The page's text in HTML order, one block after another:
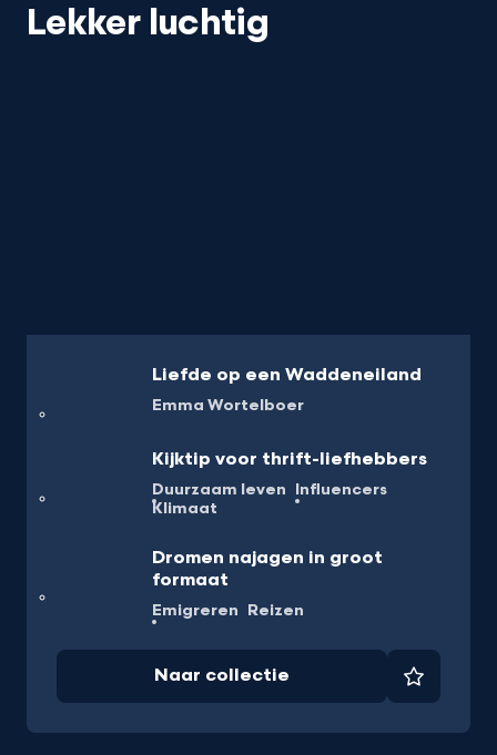
Lekker luchtig
Liefde op een Waddeneiland
Emma Wortelboer
Kijktip voor thrift-liefhebbers
Duurzaam leven Influencers
Klimaat
Dromen najagen in groot
formaat
Emigreren Reizen
Naar collectie Favoriet